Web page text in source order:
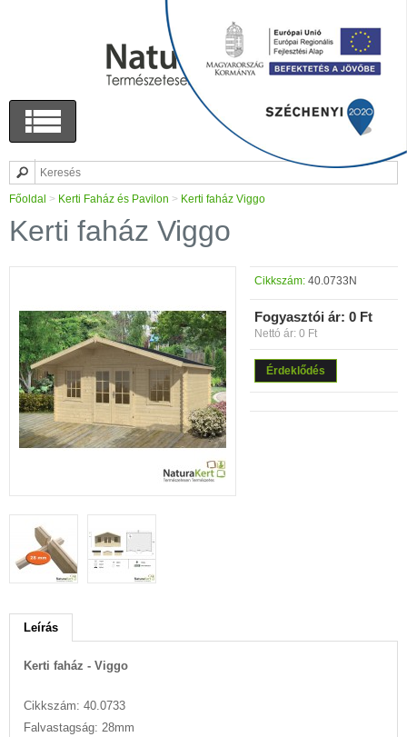
Főoldal > Kerti Faház és Pavilon > Kerti faház Viggo
Kerti faház Viggo
Cikkszám: 40.0733N
Fogyasztói ár: 0 Ft
Nettó ár: 0 Ft
Érdeklődés
Leírás
Kerti faház - Viggo
Cikkszám: 40.0733
Falvastagság: 28mm